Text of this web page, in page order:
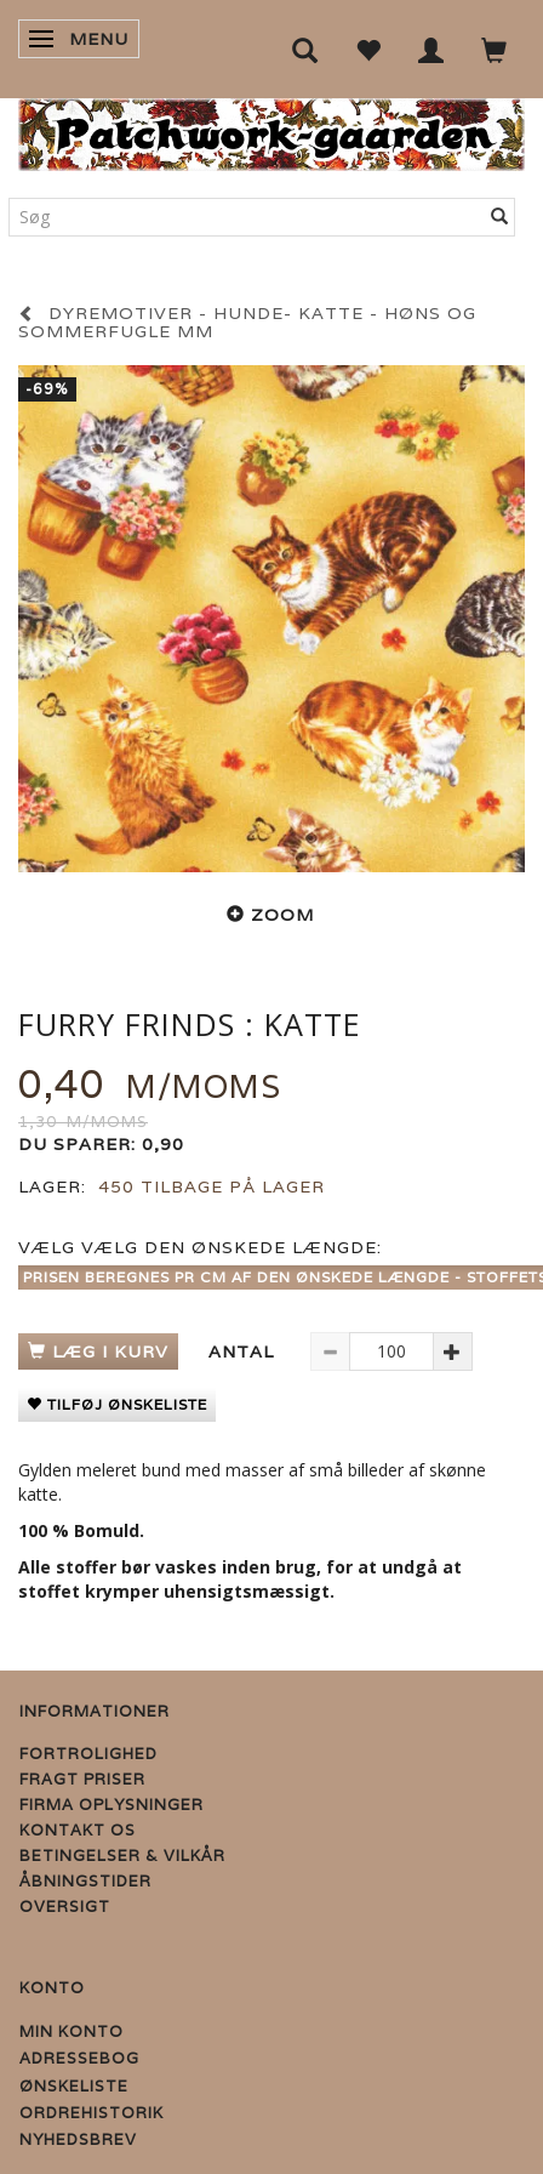
SKIFTE NAVIGATION
MENU
DYREMOTIVER - HUNDE- KATTE - HØNS OG
SOMMERFUGLE MM
-69%
ZOOM
FURRY FRINDS : KATTE
0,40 M/MOMS
1,30M/MOMS
DU SPARER: 0,90
LAGER:
450 TILBAGE PÅ LAGER
VÆLG VÆLG DEN ØNSKEDE LÆNGDE:
PRISEN BEREGNES PR CM AF DEN ØNSKEDE LÆNGDE -
LÆG I KURV ANTAL
TILFØJ ØNSKELISTE
Gylden meleret bund med masser af små billeder af skønne
katte.
100 % Bomuld.
Alle stoffer bør vaskes inden brug, for at undgå at
stoffet krymper uhensigtsmæssigt.
INFORMATIONER
FORTROLIGHED
FRAGT PRISER
FIRMA OPLYSNINGER
KONTAKT OS
BETINGELSER & VILKÅR
ÅBNINGSTIDER
OVERSIGT
KONTO
MIN KONTO
ADRESSEBOG
ØNSKELISTE
ORDREHISTORIK
NYHEDSBREV